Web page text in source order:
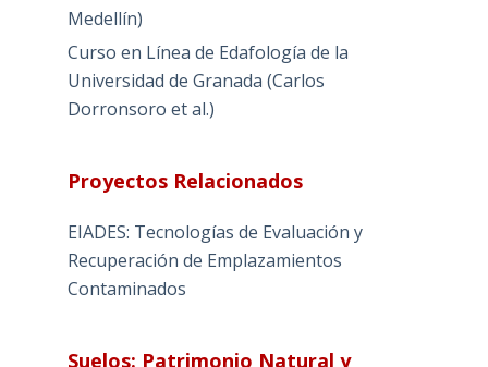
Medellín)
Curso en Línea de Edafología de la
Universidad de Granada (Carlos
Dorronsoro et al.)
Proyectos Relacionados
EIADES: Tecnologías de Evaluación y
Recuperación de Emplazamientos
Contaminados
Suelos: Patrimonio Natural y